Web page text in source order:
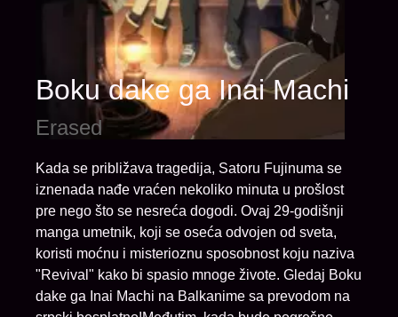
Boku dake ga Inai Machi
Erased
Kada se približava tragedija, Satoru Fujinuma se
iznenada nađe vraćen nekoliko minuta u prošlost
pre nego što se nesreća dogodi. Ovaj 29-godišnji
manga umetnik, koji se oseća odvojen od sveta,
koristi moćnu i misterioznu sposobnost koju naziva
"Revival" kako bi spasio mnoge živote. Gledaj Boku
dake ga Inai Machi na Balkanime sa prevodom na